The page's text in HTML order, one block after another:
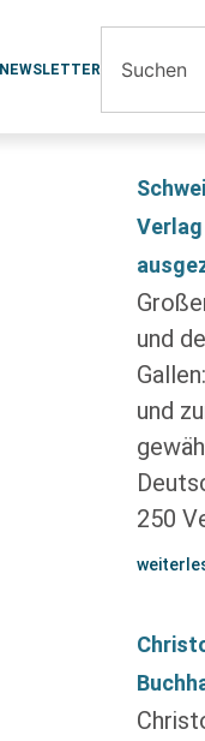
NEWSLETTER
und
und
250